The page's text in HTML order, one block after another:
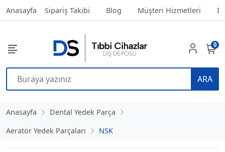
Anasayfa Sipariş Takibi Blog Müşteri Hizmetleri
ARA
0
Anasayfa
Dental Yedek Parça
Aeratör Yedek Parçaları
NSK